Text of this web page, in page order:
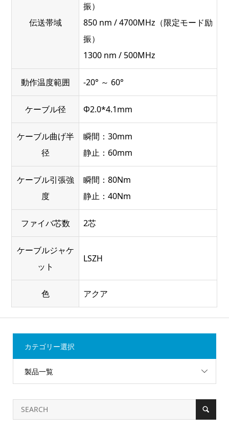
伝送帯域
振）
850 nm / 4700MHz（限定モード励
振）
1300 nm / 500MHz
動作温度範囲 -20° ～ 60°
ケーブル径 Φ2.0*4.1mm
ケーブル曲げ半
径
瞬間：30mm
静止：60mm
ケーブル引張強
度
瞬間：80Nm
静止：40Nm
ファイバ芯数 2芯
ケーブルジャケ
ット
LSZH
色 アクア
カテゴリー選択
製品一覧